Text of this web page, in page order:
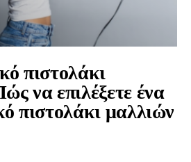
πιστολάκι
να επιλέξετε ένα
πιστολάκι μαλλιών